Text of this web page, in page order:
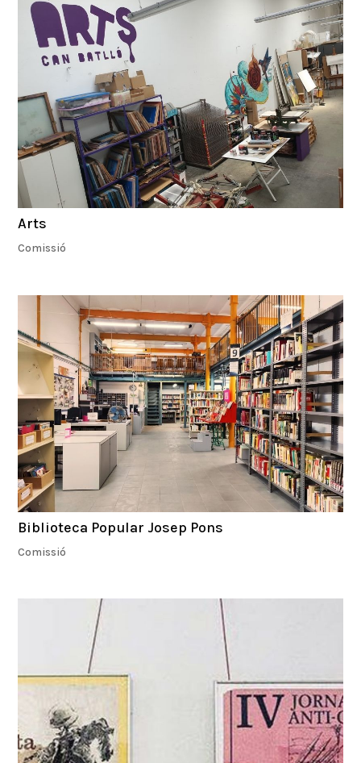
Arts
Comissió
Biblioteca Popular Josep Pons
Comissió